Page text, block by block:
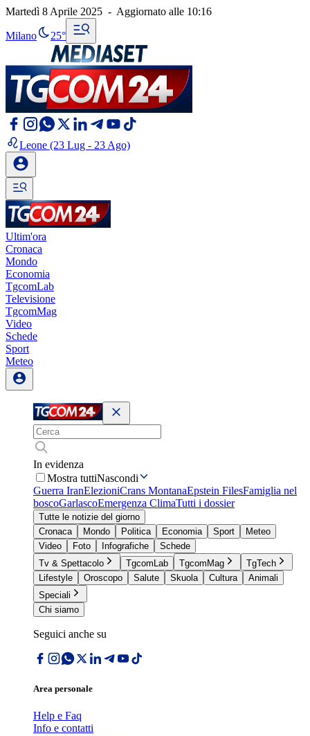
Martedì 8 Aprile 2025 - Aggiornato alle 10:16
Milano 25°
Leone (23 Lug - 23 Ago)
Ultim'ora
Cronaca
Mondo
Economia
TgcomLab
Televisione
TgcomMag
Video
Schede
Sport
Meteo
In evidenza
Mostra tuttiNascondi
Guerra IranElezioniCrans MontanaEpstein FilesFamiglia nel
boscoGarlascoEmergenza ClimaTutti i dossier
Tutte le notizie del giorno
Cronaca
Mondo Politica Economia Sport
Meteo
Video
Foto Infografiche
Schede
Tv & Spettacolo
TgcomLab TgcomMag
TgTech
Lifestyle
Oroscopo Salute Skuola Cultura
Animali
Speciali
Chi siamo
Seguici anche su
Area personale
Help e Faq
Info e contatti